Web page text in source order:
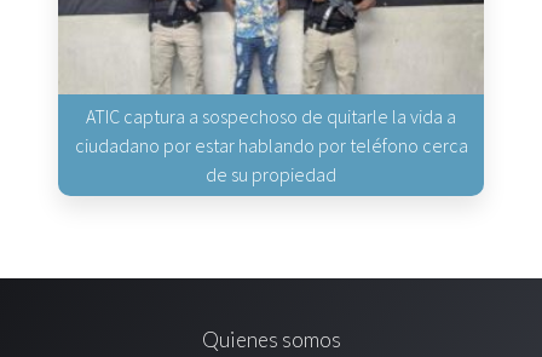
ATIC captura a sospechoso de quitarle la vida a
ciudadano por estar hablando por teléfono cerca
de su propiedad
Quienes somos